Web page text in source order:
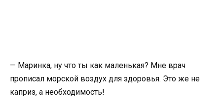
— Маринка, ну что ты как маленькая? Мне врач
прописал морской воздух для здоровья. Это же не
каприз, а необходимость!